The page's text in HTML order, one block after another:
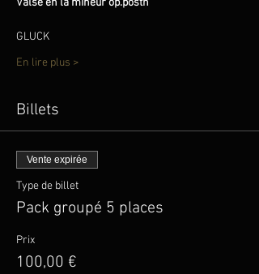
Valse en la mineur op.posth
GLUCK
En lire plus >
Billets
Vente expirée
Type de billet
Pack groupé 5 places
Prix
100,00 €